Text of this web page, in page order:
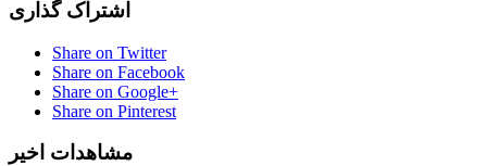
اشتراک گذاری
Share on Twitter
Share on Facebook
Share on Google+
Share on Pinterest
مشاهدات اخیر